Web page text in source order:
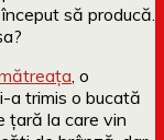
să producă.
, o
a trimis o bucată
țară la care vin